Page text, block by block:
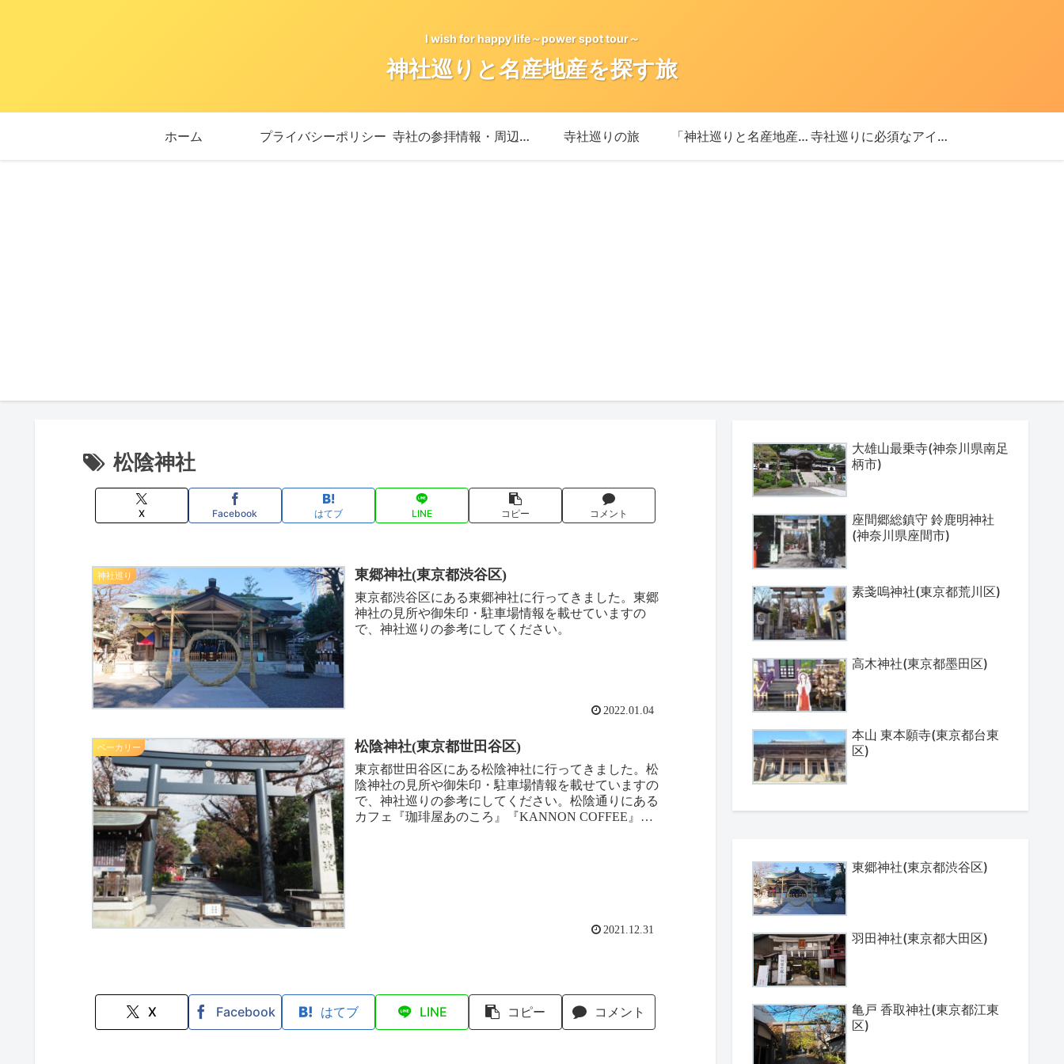
I wish for happy life～power spot tour～
神社巡りと名産地産を探す旅
ホーム プライバシーポリシー 寺社の参拝情報・周辺情報 寺社巡りの旅 「神社巡りと名産地産を探す旅」ブログ始めました！ 寺社巡りに必須なアイテム
松陰神社
X Facebook はてブ LINE コピー コメント
神社巡り 東郷神社(東京都渋谷区)
東京都渋谷区にある東郷神社に行ってきました。東郷
神社の見所や御朱印・駐車場情報を載せていますの
で、神社巡りの参考にしてください。
2022.01.04
ベーカリー 松陰神社(東京都世田谷区)
東京都世田谷区にある松陰神社に行ってきました。松
陰神社の見所や御朱印・駐車場情報を載せていますの
で、神社巡りの参考にしてください。松陰通りにある
カフェ『珈琲屋あのころ』『KANNON COFFEE』や
2021.12.31
X Facebook はてブ LINE コピー コメント
大雄山最乗寺(神奈川県南足
柄市)
座間郷総鎮守 鈴鹿明神社
(神奈川県座間市)
素戔嗚神社(東京都荒川区)
高木神社(東京都墨田区)
本山 東本願寺(東京都台東
区)
東郷神社(東京都渋谷区)
羽田神社(東京都大田区)
亀戸 香取神社(東京都江東
区)